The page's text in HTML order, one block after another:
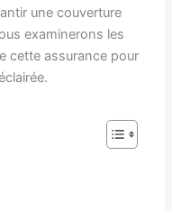
une couverture
examinerons les
cette assurance pour